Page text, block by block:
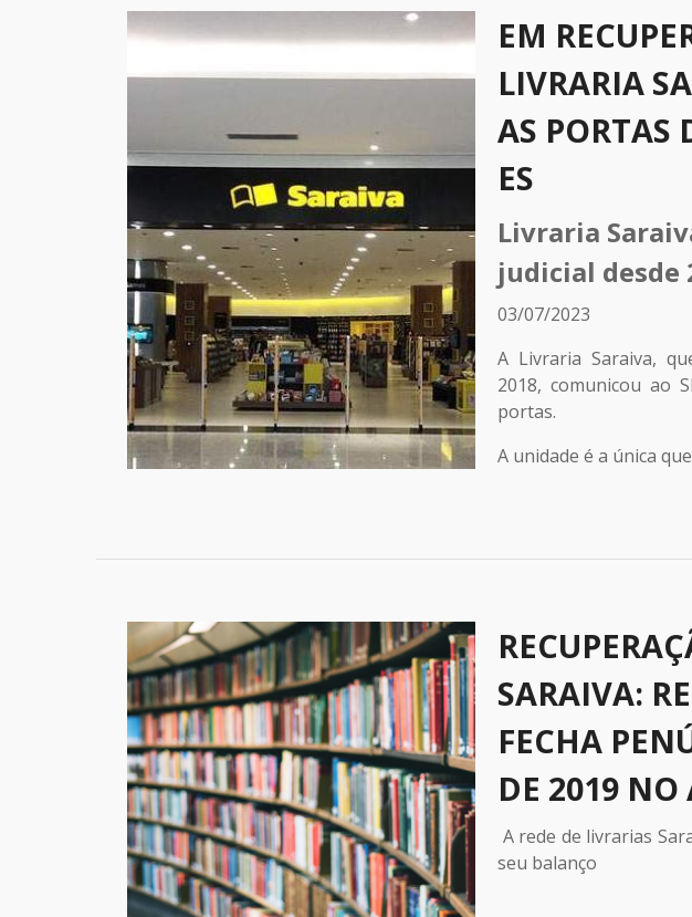
EM
LIVRARIA
AS PORTAS
ES
Livraria
judicial desde
03/07/2023
A Livraria Saraiva,
2018, comunicou ao
portas.
A unidade é a única
SARAIVA:
FECHA
DE 2019 NO
A rede de livrarias
seu balanço